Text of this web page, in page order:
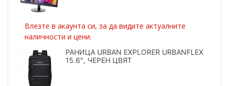
Влезте в акаунта си, за да видите актуалните
наличности и цени.
РАНИЦА URBAN EXPLORER URBANFLEX
15.6″, ЧЕРЕН ЦВЯТ